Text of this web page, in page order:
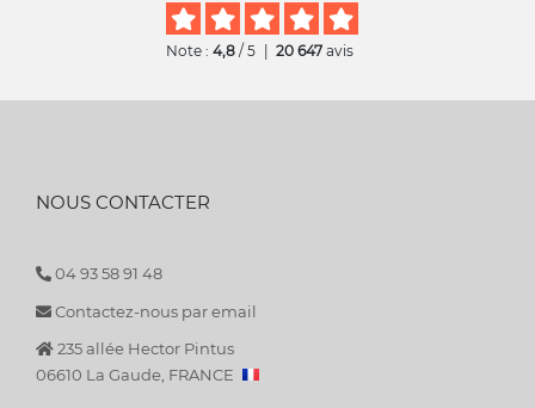
Note : 4,8 / 5 20 647 avis
NOUS CONTACTER
04 93 58 91 48
Contactez-nous par email
235 allée Hector Pintus
06610 La Gaude, FRANCE